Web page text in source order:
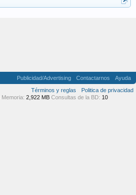
Publicidad/Advertising Contactarnos
Ayuda
Términos y reglas
Politica de privacidad
Memoria: 2,922 MB Consultas de la BD: 10